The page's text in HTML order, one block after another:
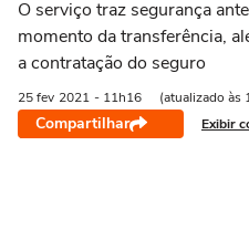
O serviço traz segurança
momento da transferência,
a contratação do seguro
25 fev 2021 - 11h16 (atualizado às
Compartilhar Exibir